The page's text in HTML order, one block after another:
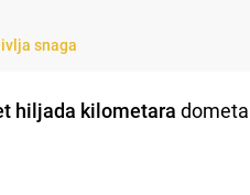
snaga
hiljada kilometara dometa